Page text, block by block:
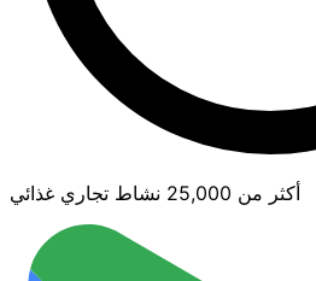
أكثر من 25,000 نشاط تجاري غذائي